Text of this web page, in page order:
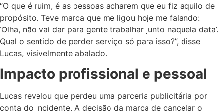
“O que é ruim, é as pessoas acharem que eu fiz aquilo de
propósito. Teve marca que me ligou hoje me falando:
‘Olha, não vai dar para gente trabalhar junto naquela data’.
Qual o sentido de perder serviço só para isso?”, disse
Lucas, visivelmente abalado.
Impacto profissional e pessoal
Lucas revelou que perdeu uma parceria publicitária por
conta do incidente. A decisão da marca de cancelar o